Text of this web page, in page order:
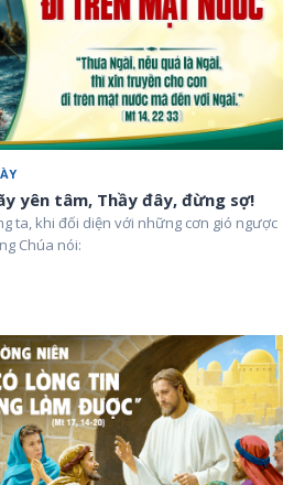
yên tâm, Thầy đây, đừng sợ!
ta, khi đối diện với những cơn gió ngược
Chúa nói: